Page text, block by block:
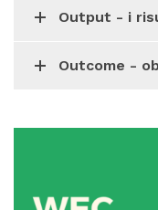
Output - i
Outcome -